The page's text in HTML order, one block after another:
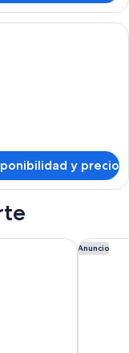
de alta calidad y
y precio
Anuncio
Park Inn